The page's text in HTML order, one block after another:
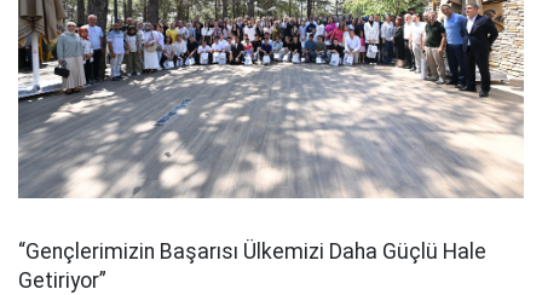
“Gençlerimizin Başarısı Ülkemizi Daha Güçlü Hale
Getiriyor”